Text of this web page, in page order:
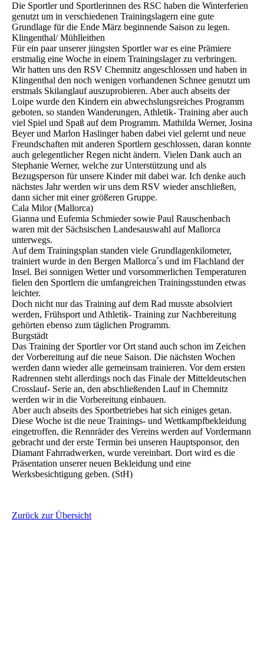
Die Sportler und Sportlerinnen des RSC haben die Winterferien
genutzt um in verschiedenen Trainingslagern eine gute
Grundlage für die Ende März beginnende Saison zu legen.
Klingenthal/ Mühlleithen
Für ein paar unserer jüngsten Sportler war es eine Prämiere
erstmalig eine Woche in einem Trainingslager zu verbringen.
Wir hatten uns den RSV Chemnitz angeschlossen und haben in
Klingenthal den noch wenigen vorhandenen Schnee genutzt um
erstmals Skilanglauf auszuprobieren. Aber auch abseits der
Loipe wurde den Kindern ein abwechslungsreiches Programm
geboten, so standen Wanderungen, Athletik- Training aber auch
viel Spiel und Spaß auf dem Programm. Mathilda Werner, Josina
Beyer und Marlon Haslinger haben dabei viel gelernt und neue
Freundschaften mit anderen Sportlern geschlossen, daran konnte
auch gelegentlicher Regen nicht ändern. Vielen Dank auch an
Stephanie Werner, welche zur Unterstützung und als
Bezugsperson für unsere Kinder mit dabei war. Ich denke auch
nächstes Jahr werden wir uns dem RSV wieder anschließen,
dann sicher mit einer größeren Gruppe.
Cala Milor (Mallorca)
Gianna und Eufemia Schmieder sowie Paul Rauschenbach
waren mit der Sächsischen Landesauswahl auf Mallorca
unterwegs.
Auf dem Trainingsplan standen viele Grundlagenkilometer,
trainiert wurde in den Bergen Mallorca´s und im Flachland der
Insel. Bei sonnigen Wetter und vorsommerlichen Temperaturen
fielen den Sportlern die umfangreichen Trainingsstunden etwas
leichter.
Doch nicht nur das Training auf dem Rad musste absolviert
werden, Frühsport und Athletik- Training zur Nachbereitung
gehörten ebenso zum täglichen Programm.
Burgstädt
Das Training der Sportler vor Ort stand auch schon im Zeichen
der Vorbereitung auf die neue Saison. Die nächsten Wochen
werden dann wieder alle gemeinsam trainieren. Vor dem ersten
Radrennen steht allerdings noch das Finale der Mitteldeutschen
Crosslauf- Serie an, den abschließenden Lauf in Chemnitz
werden wir in die Vorbereitung einbauen.
Aber auch abseits des Sportbetriebes hat sich einiges getan.
Diese Woche ist die neue Trainings- und Wettkampfbekleidung
eingetroffen, die Rennräder des Vereins werden auf Vordermann
gebracht und der erste Termin bei unseren Hauptsponsor, den
Diamant Fahrradwerken, wurde vereinbart. Dort wird es die
Präsentation unserer neuen Bekleidung und eine
Werksbesichtigung geben. (StH)
Zurück zur Übersicht